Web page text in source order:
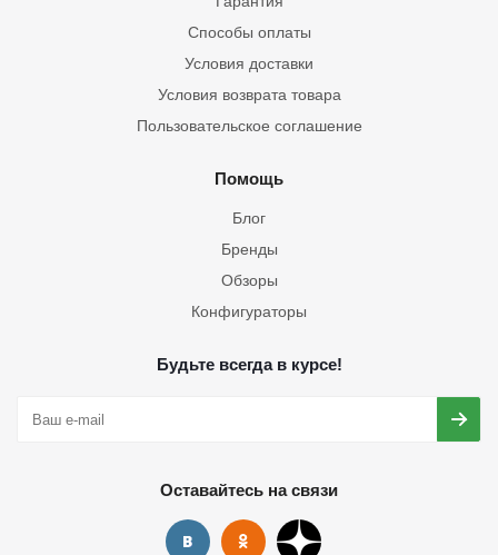
Способы оплаты
Условия доставки
Условия возврата товара
Пользовательское соглашение
Помощь
Блог
Бренды
Обзоры
Конфигураторы
Будьте всегда в курсе!
Оставайтесь на связи